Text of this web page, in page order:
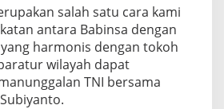
salah satu cara kami
antara Babinsa dengan
harmonis dengan tokoh
wilayah dapat
TNI bersama